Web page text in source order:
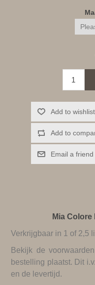
Add to wishlist
Add to
Email a friend
Mia Colore
Verkrijgbaar in 1 of 2,5
Bekijk de
bestelling plaatst. Dit
en de levertijd.